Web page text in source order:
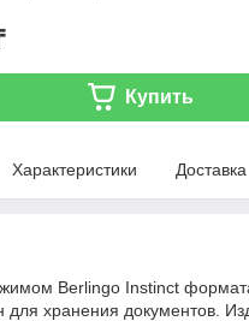
Купить
Характеристики Доставка
Berlingo Instinct
для хранения документов.